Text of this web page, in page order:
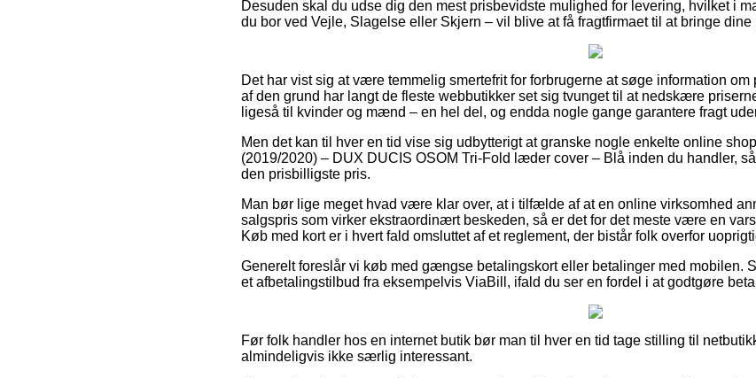
Desuden skal du udse dig den mest prisbevidste mulighed for levering, hvilket i
du bor ved Vejle, Slagelse eller Skjern – vil blive at få fragtfirmaet til at bringe
Det har vist sig at være temmelig smertefrit for forbrugerne at søge information om
af den grund har langt de fleste webbutikker set sig tvunget til at nedskære
ligeså til kvinder og mænd – en hel del, og endda nogle gange garantere fragt
Men det kan til hver en tid vise sig udbytterigt at granske nogle enkelte online
(2019/2020) – DUX DUCIS OSOM Tri-Fold læder cover – Blå inden du handler,
den prisbilligste pris.
Man bør lige meget hvad være klar over, at i tilfælde af at en online virksomhed
salgspris som virker ekstraordinært beskeden, så er det for det meste være en
Køb med kort er i hvert fald omsluttet af et reglement, der bistår folk overfor
Generelt foreslår vi køb med gængse betalingskort eller betalinger med mobilen.
et afbetalingstilbud fra eksempelvis ViaBill, ifald du ser en fordel i at godtgøre
Før folk handler hos en internet butik bør man til hver en tid tage stilling til
almindeligvis ikke særlig interessant.